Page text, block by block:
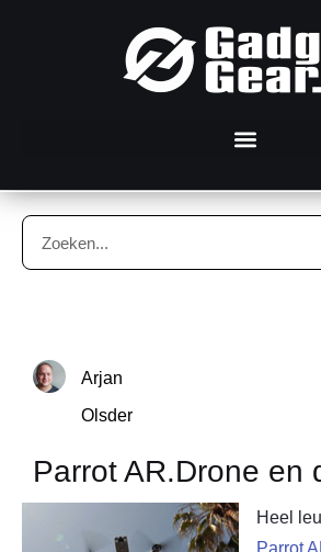
Arjan
Olsder
Parrot AR.Drone en
Heel
Parrot